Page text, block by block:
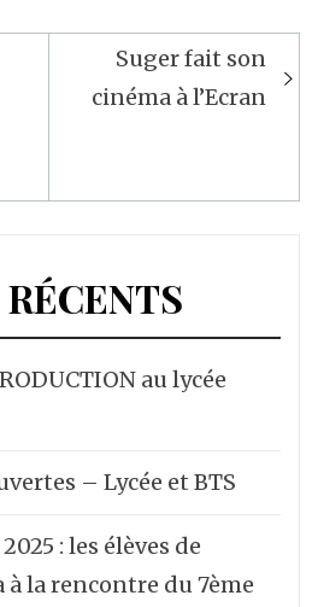
Suger fait son
cinéma à l’Ecran
au lycée
– Lycée et BTS
: les élèves de
la rencontre du 7ème